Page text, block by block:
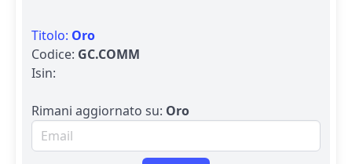
Titolo: Oro
Codice: GC.COMM
Isin:
Rimani aggiornato su: Oro
Email per newsletter